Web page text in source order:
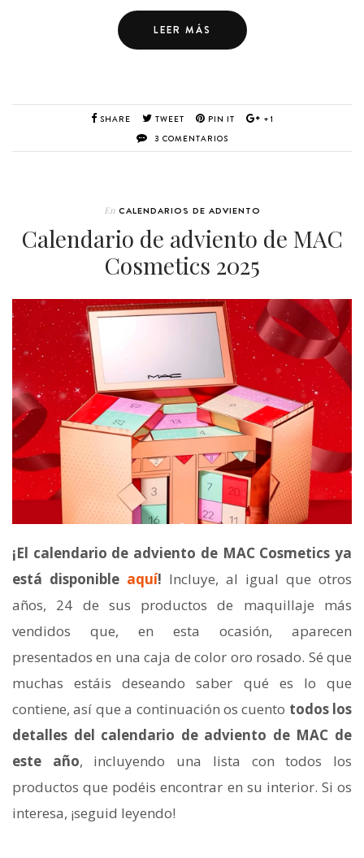
LEER MÁS
SHARE TWEET PIN IT
+1
3 COMENTARIOS
En CALENDARIOS DE ADVIENTO
Calendario de adviento de MAC
Cosmetics 2025
¡El calendario de adviento de MAC Cosmetics ya
está disponible aquí! Incluye, al igual que otros
años, 24 de sus productos de maquillaje más
vendidos que, en esta ocasión, aparecen
presentados en una caja de color oro rosado. Sé que
muchas estáis deseando saber qué es lo que
contiene, así que a continuación os cuento todos los
detalles del calendario de adviento de MAC de
este año, incluyendo una lista con todos los
productos que podéis encontrar en su interior. Si os
interesa, ¡seguid leyendo!